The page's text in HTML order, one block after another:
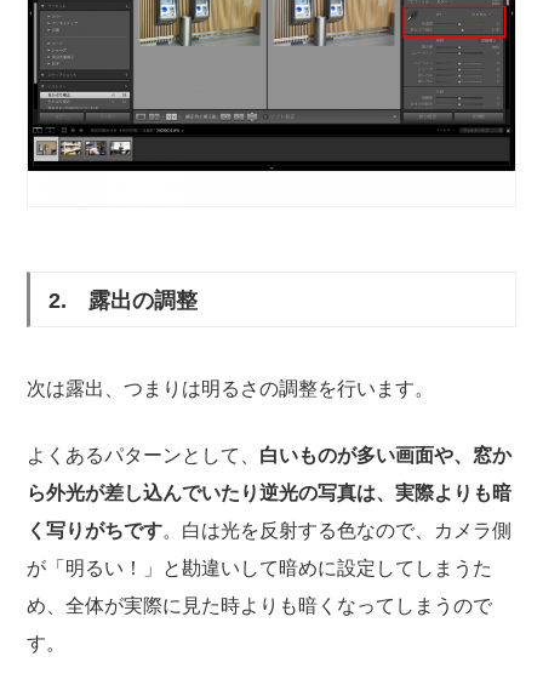
2. 露出の調整
次は露出、つまりは明るさの調整を行います。
よくあるパターンとして、 白いものが多い画面や、窓か
ら外光が差し込んでいたり逆光の写真は、実際よりも暗
く写りがちです。白は光を反射する色なので、カメラ側
が「明るい！」と勘違いして暗めに設定してしまうた
め、全体が実際に見た時よりも暗くなってしまうので
す。